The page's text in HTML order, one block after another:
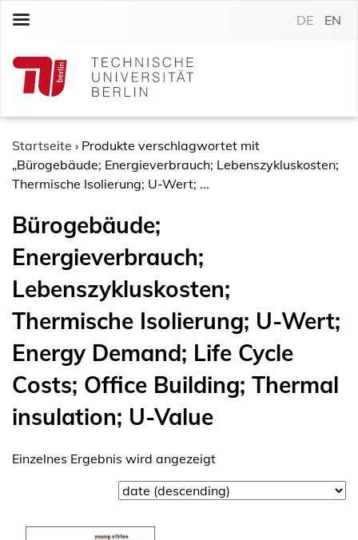
c
DE EN
Startseite › Produkte verschlagwortet mit
„Bürogebäude; Energieverbrauch; Lebenszykluskosten;
Thermische Isolierung; U-Wert; ...
Bürogebäude;
Energieverbrauch;
Lebenszykluskosten;
Thermische Isolierung; U-Wert;
Energy Demand; Life Cycle
Costs; Office Building; Thermal
insulation; U-Value
Einzelnes Ergebnis wird angezeigt